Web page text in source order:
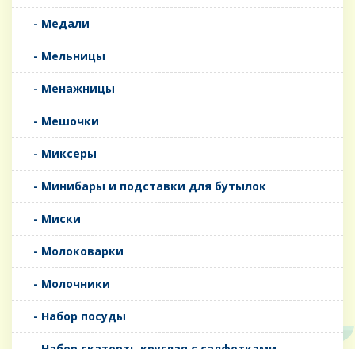
- Медали
- Мельницы
- Менажницы
- Мешочки
- Миксеры
- Минибары и подставки для бутылок
- Миски
- Молоковарки
- Молочники
- Набор посуды